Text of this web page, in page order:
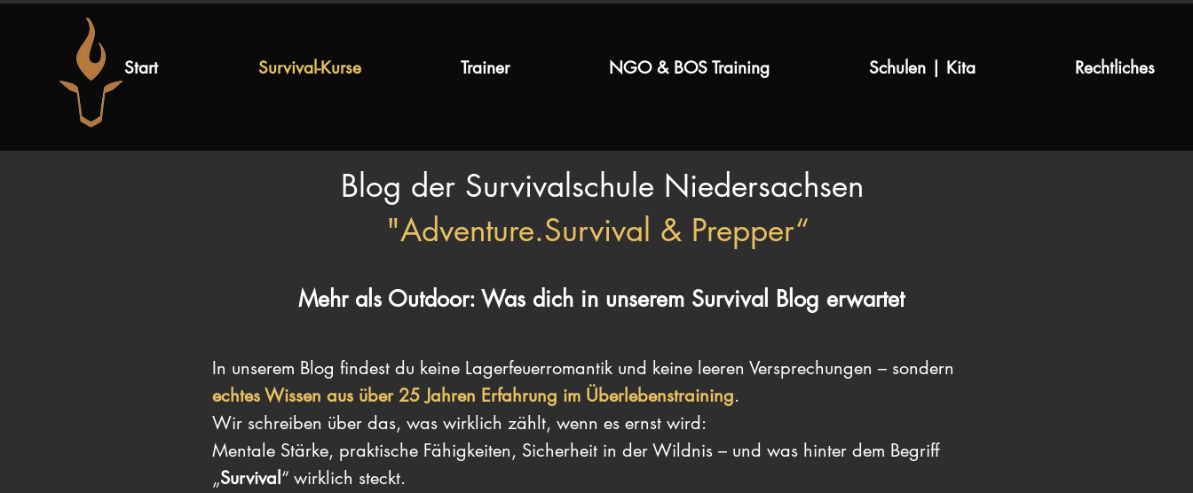
Start Survival-Kurse Trainer NGO & BOS Training Schulen | Kita Rechtliches
Blog der Survivalschule Niedersachsen
"Adventure.Survival & Prepper“
Mehr als Outdoor: Was dich in unserem Survival Blog erwartet
In unserem Blog findest du keine Lagerfeuerromantik und keine leeren Versprechungen – sondern
echtes Wissen aus über 25 Jahren Erfahrung im Überlebenstraining.
Wir schreiben über das, was wirklich zählt, wenn es ernst wird:
Mentale Stärke, praktische Fähigkeiten, Sicherheit in der Wildnis – und was hinter dem Begriff
„Survival“ wirklich steckt.